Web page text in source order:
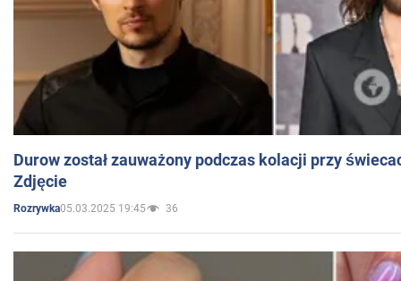
Durow został zauważony podczas kolacji przy
Zdjęcie
Rozrywka05.03.2025 19:45 36